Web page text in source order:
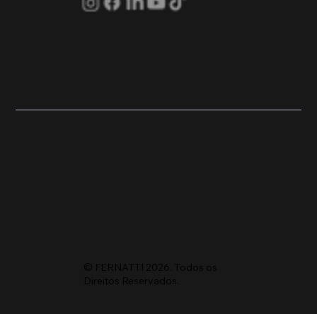
© FERNATTI 2026. Todos os
Direitos Reservados.